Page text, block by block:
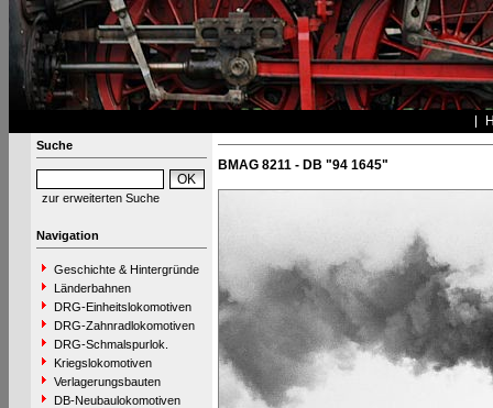
Suche
zur erweiterten Suche
Navigation
Geschichte & Hintergründe
Länderbahnen
DRG-Einheitslokomotiven
DRG-Zahnradlokomotiven
DRG-Schmalspurlok.
Kriegslokomotiven
Verlagerungsbauten
DB-Neubaulokomotiven
BMAG 8211 - DB "94 1645"